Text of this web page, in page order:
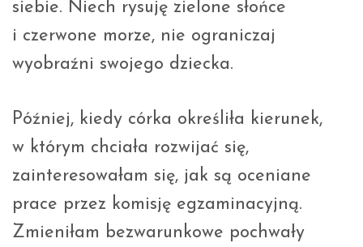
siebie. Niech rysuję zielone słońce
i czerwone morze, nie ograniczaj
wyobraźni swojego dziecka.
Później, kiedy córka określiła kierunek,
w którym chciała rozwijać się,
zainteresowałam się, jak są oceniane
prace przez komisję egzaminacyjną.
Zmieniłam bezwarunkowe pochwały